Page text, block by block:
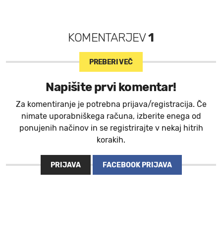
KOMENTARJEV1
PREBERI VEČ
Napišite prvi komentar!
Za komentiranje je potrebna prijava/registracija. Če
nimate uporabniškega računa, izberite enega od
ponujenih načinov in se registrirajte v nekaj hitrih
korakih.
PRIJAVA FACEBOOK PRIJAVA